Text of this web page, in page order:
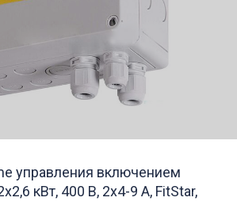
управления включением
кВт, 400 В, 2х4-9 А, FitStar,